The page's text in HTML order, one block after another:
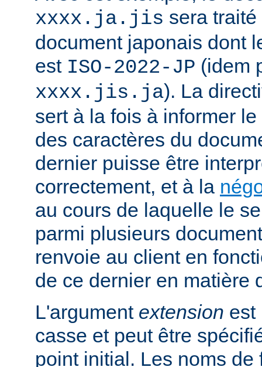
xxxx.ja.jis sera
document japonais dont
est ISO-2022-JP (idem
xxxx.jis.ja). La
sert à la fois à informer
des caractères du
dernier puisse être
correctement, et à la
au cours de laquelle le
parmi plusieurs
renvoie au client en
de ce dernier en matière
L'argument extension est
casse et peut être
point initial. Les noms de